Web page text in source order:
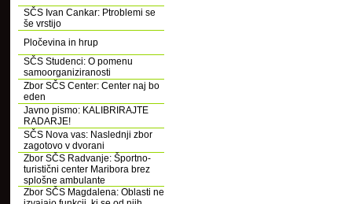
SČS Ivan Cankar: Ptroblemi se
še vrstijo
Pločevina in hrup
SČS Studenci: O pomenu
samoorganiziranosti
Zbor SČS Center: Center naj bo
eden
Javno pismo: KALIBRIRAJTE
RADARJE!
SČS Nova vas: Naslednji zbor
zagotovo v dvorani
Zbor SČS Radvanje: Športno-
turistični center Maribora brez
splošne ambulante
Zbor SČS Magdalena: Oblasti ne